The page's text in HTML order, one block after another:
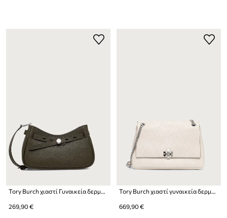
Tory Burch χιαστί Γυναικεία δερμάτινη Romy Zip
269,90 €
Tory Burch χιαστί γυναικεία δερμάτινη Charlie
669,90 €